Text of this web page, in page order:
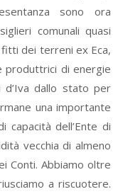
sono ora
comunali quasi
dei terreni ex Eca,
produttrici di energie
d’Iva dallo stato per
una importante
capacità dell’Ente di
vecchia di almeno
Conti. Abbiamo oltre
a riscuotere.